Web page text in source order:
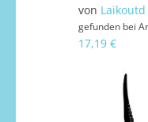
von Laikoutd
gefunden bei
17,19 €